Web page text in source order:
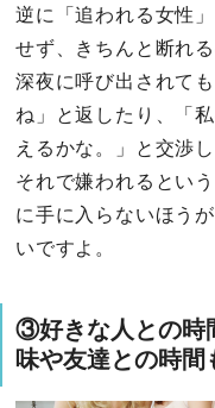
逆に「追われる女性
せず、きちんと断れる
深夜に呼び出されて
ね」と返したり、「
えるかな。」と交渉
それで嫌われるとい
に手に入らないほう
いですよ。
③好きな人との時
味や友達との時間